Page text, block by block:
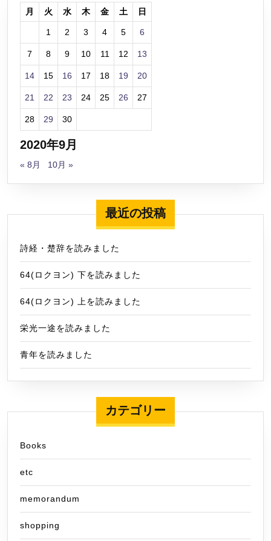
2020年9月
月 火 水 木 金 土 日
1 2 3 4 5 6
7 8 9 10 11 12 13
14 15 16 17 18 19 20
21 22 23 24 25 26 27
28 29 30
« 8月 10月 »
最近の投稿
詩経・楚辞を読みました
64(ロクヨン) 下を読みました
64(ロクヨン) 上を読みました
栄光一途を読みました
青年を読みました
カテゴリー
Books
etc
memorandum
shopping